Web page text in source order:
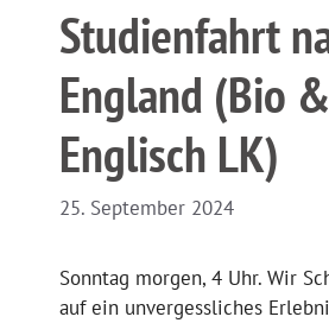
Studienfahrt
England (Bio &
Englisch LK)
25. September 2024
Sonntag morgen, 4 Uhr. Wir
auf ein unvergessliches